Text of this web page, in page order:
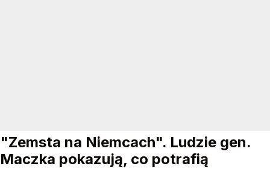
"Zemsta na Niemcach". Ludzie gen.
Maczka pokazują, co potrafią